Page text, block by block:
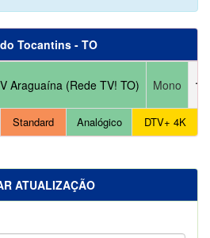
Tocantins - TO
Araguaína (Rede TV! TO) Mono
Standard Analógico DTV+ 4K
ATUALIZAÇÃO